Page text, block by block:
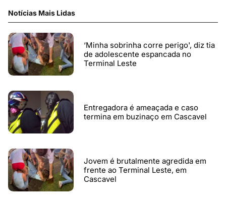
Notícias Mais Lidas
‘Minha sobrinha corre perigo', diz tia
de adolescente espancada no
Terminal Leste
Entregadora é ameaçada e caso
termina em buzinaço em Cascavel
Jovem é brutalmente agredida em
frente ao Terminal Leste, em
Cascavel